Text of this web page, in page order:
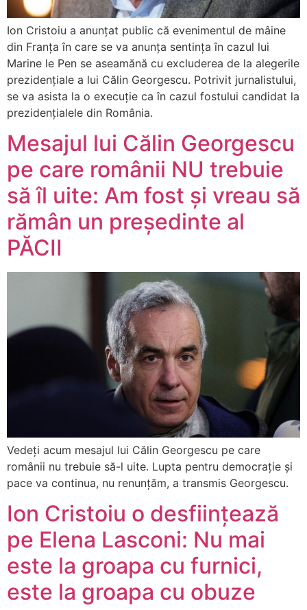
Ion Cristoiu a anunțat public că evenimentul de mâine
din Franța în care se va anunța sentința în cazul lui
Marine le Pen se aseamănă cu excluderea de la alegerile
prezidențiale a lui Călin Georgescu. Potrivit jurnalistului,
se va asista la o execuție ca în cazul fostului candidat la
prezidențialele din România.
Mesajul lui Călin Georgescu
pe care românii NU trebuie
să îl uite: Am fost și vreau să
rămân un președinte al
PĂCII
Vedeți acum mesajul lui Călin Georgescu pe care
românii nu trebuie să-l uite. Lupta pentru democrație și
pace va continua, nu renunțăm, a transmis Georgescu.
Ion Cristoiu o desființează
pe Elena Lasconi: Nu mai
este la groapa cu furnici,
este la groapa cu obuze